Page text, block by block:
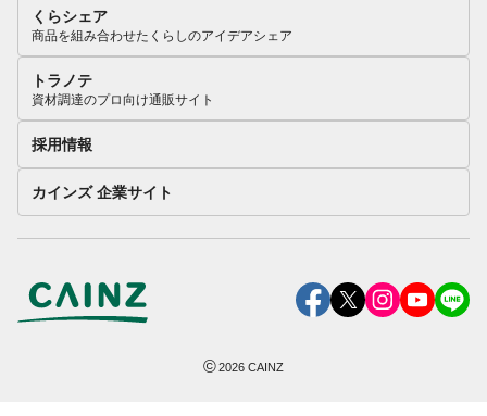
くらシェア
商品を組み合わせたくらしのアイデアシェア
トラノテ
資材調達のプロ向け通販サイト
採用情報
カインズ 企業サイト
©2026 CAINZ